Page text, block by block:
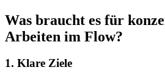
Was braucht es für
Arbeiten im Flow?
1. Klare Ziele